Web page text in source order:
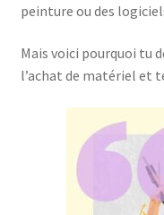
peinture ou des
Mais voici pourquoi tu
l’achat de matériel et